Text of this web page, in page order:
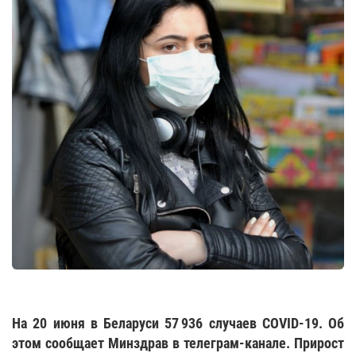
На 20 июня в Беларуси 57 936 случаев COVID-19. Об
этом сообщает Минздрав в телеграм-канале. Прирост